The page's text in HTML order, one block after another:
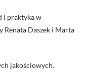
i praktyka w
Renata Daszek i Marta
jakościowych.